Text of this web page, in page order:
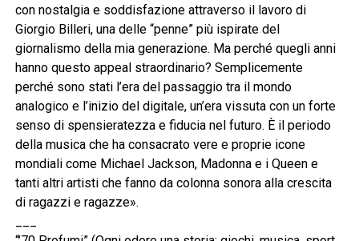
con nostalgia e soddisfazione attraverso il lavoro di
Giorgio Billeri, una delle “penne” più ispirate del
giornalismo della mia generazione. Ma perché quegli anni
hanno questo appeal straordinario? Semplicemente
perché sono stati l’era del passaggio tra il mondo
analogico e l’inizio del digitale, un’era vissuta con un forte
senso di spensieratezza e fiducia nel futuro. È il periodo
della musica che ha consacrato vere e proprie icone
mondiali come Michael Jackson, Madonna e i Queen e
tanti altri artisti che fanno da colonna sonora alla crescita
di ragazzi e ragazze».